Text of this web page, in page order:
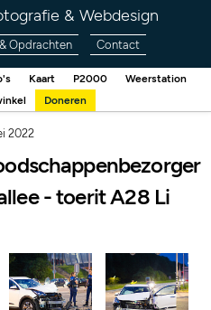
& Webdesign
Opdrachten Contact
Kaart P2000
Weerstation
Doneren
2022
- toerit A28 Li